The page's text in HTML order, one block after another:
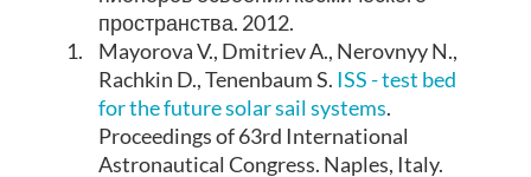
пространства. 2012.
1.
Mayorova V., Dmitriev A., Nerovnyy N.,
Rachkin D., Tenenbaum S. ISS - test bed
for the future solar sail systems.
Proceedings of 63rd International
Astronautical Congress. Naples, Italy.